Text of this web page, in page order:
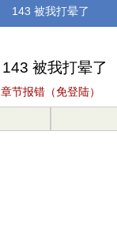
143 被我打晕了
143 被我打晕了
章节报错（免登陆）